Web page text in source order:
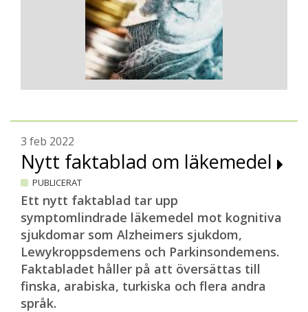
3 feb 2022
Nytt faktablad om läkemedel
PUBLICERAT
Ett nytt faktablad tar upp
symptomlindrade läkemedel mot kognitiva
sjukdomar som Alzheimers sjukdom,
Lewykroppsdemens och Parkinsondemens.
Faktabladet håller på att översättas till
finska, arabiska, turkiska och flera andra
språk.